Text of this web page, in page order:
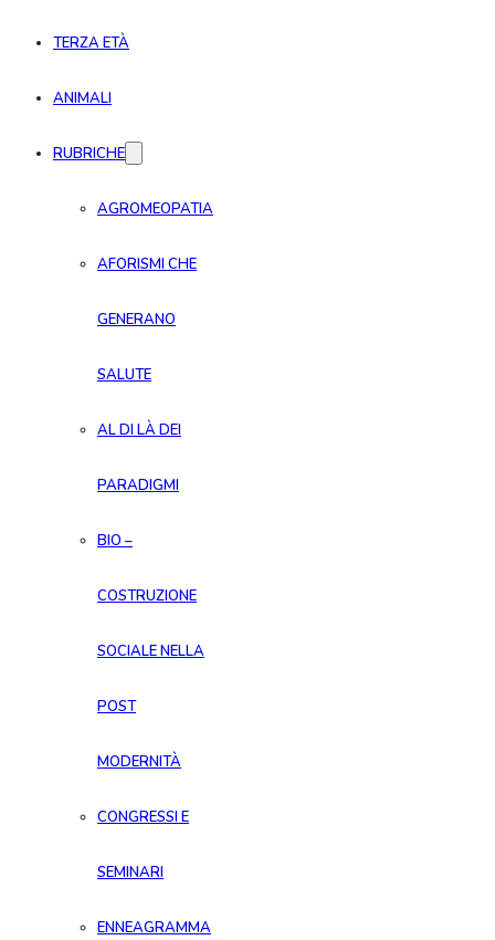
TERZA ETÀ
ANIMALI
RUBRICHE
AGROMEOPATIA
AFORISMI CHE
GENERANO
SALUTE
AL DI LÀ DEI
PARADIGMI
BIO –
COSTRUZIONE
SOCIALE NELLA
POST
MODERNITÀ
CONGRESSI E
SEMINARI
ENNEAGRAMMA